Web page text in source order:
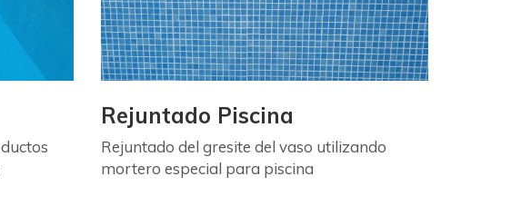
Rejuntado Piscina
Rejuntado del gresite del vaso utilizando
mortero especial para piscina